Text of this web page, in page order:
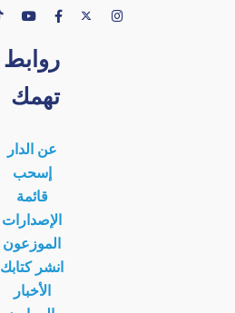
روابط
تهمك
عن الدار
إسحب
قائمة
الإصدارات
الموزعون
انشر كتابك
الأخبار